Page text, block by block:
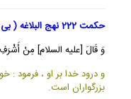
حکمت 222 نهج البلاغه ( بی توجهی به بدی بدکاران )
وَ قَالَ [عليه السلام] مِنْ أَشْرَفِ
و درود خدا بر او ، فرمود :
بزرگواران است.